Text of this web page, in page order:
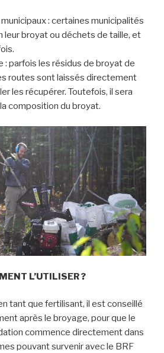
: certaines municipalités
broyat ou déchets de taille, et
: parfois les résidus de broyat de
routes sont laissés directement
les récupérer. Toutefois, il sera
composition du broyat.
L’UTILISER ?
tant que fertilisant, il est conseillé
après le broyage, pour que le
commence directement dans
pouvant survenir avec le BRF